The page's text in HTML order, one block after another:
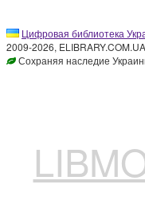
Цифровая библиотека
2009-2026,
Сохраняя наследие